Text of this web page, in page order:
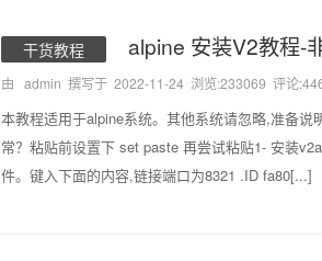
干货教程 alpine 安装V2教程-
由 admin 撰写于 2022-11-24 浏览:233069 评论
本教程适用于alpine系统。其他系统请忽略,准备
常？粘贴前设置下 set paste 再尝试粘贴1- 安装
件。键入下面的内容,链接端口为8321 .ID fa80[...]